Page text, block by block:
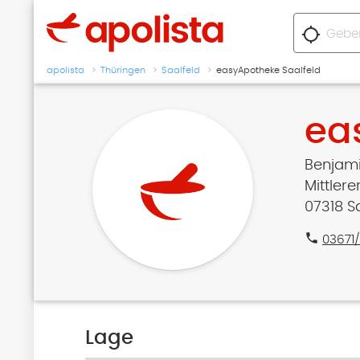
location_searching
apolista Thüringen Saalfeld easyApotheke Saalfeld
07318
phone
Lage